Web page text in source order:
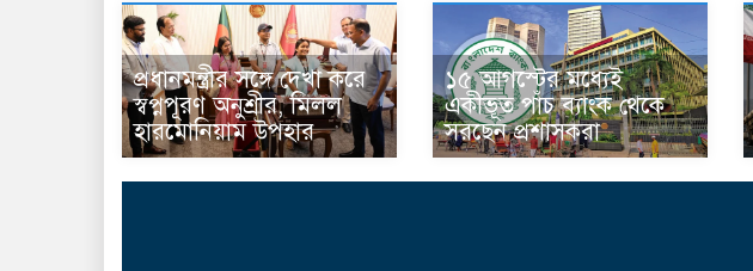
প্রধানমন্ত্রীর সঙ্গে দেখা করে
স্বপ্নপূরণ অনুশ্রীর, মিলল
হারমোনিয়াম উপহার
১৫ আগস্টের মধ্যেই
একীভূত পাঁচ ব্যাংক থেকে
সরছেন প্রশাসকরা